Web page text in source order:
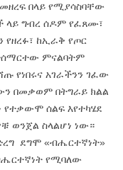
በላይ የሚያሳስባቸው
ላይ ግብረ ሰዶም የፈጸሙ፣
ከኢራቅ የጦር
ምናልባትም
የነበሩና አገራችንን ገፈው
በመቃወም በትግራይ ክልል
የተቃውሞ ሰልፍ እየተካሄደ
ወንጀል ስላልሆነ ነው።
ደግሞ «ብሔርተኛነት»
የሚባለው